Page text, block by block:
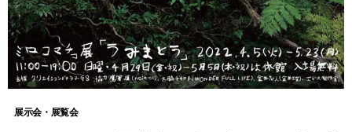
展示会・展覧会